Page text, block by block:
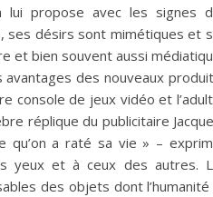
lui propose avec les signes
ses désirs sont mimétiques et
et bien souvent aussi
des nouveaux
console de jeux vidéo et
réplique du publicitaire
qu’on a raté sa vie » –
yeux et à ceux des autres.
des objets dont l’humanité